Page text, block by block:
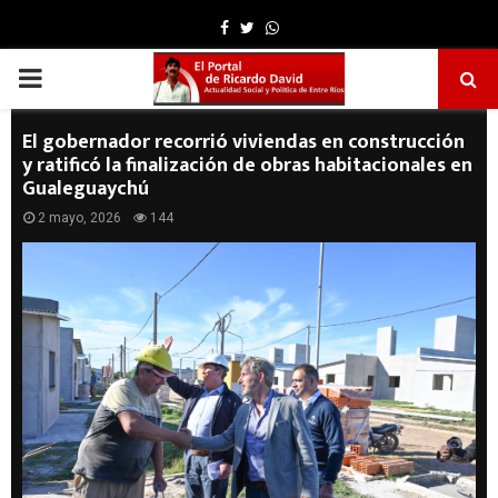
Facebook
TwitterWhatsapp
PRIMARY
MENU
El gobernador recorrió viviendas en construcción
y ratificó la finalización de obras habitacionales en
Gualeguaychú
2 mayo, 2026 144